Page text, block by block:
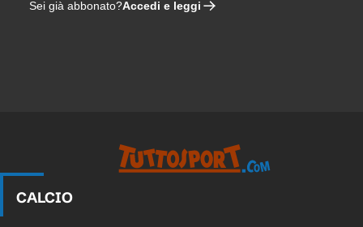
Sei già abbonato?Accedi e leggi
CALCIO